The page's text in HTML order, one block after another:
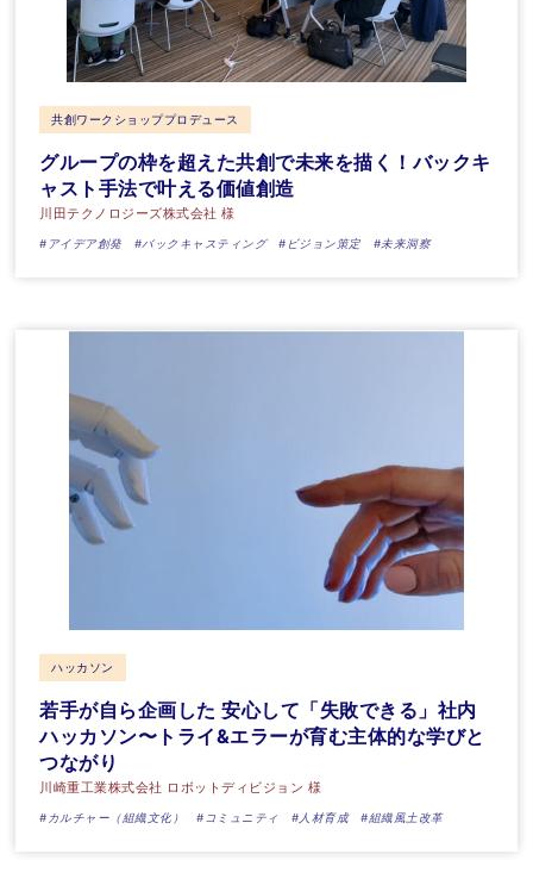
共創ワークショッププロデュース
グループの枠を超えた共創で未来を描く！バックキ
ャスト手法で叶える価値創造
川田テクノロジーズ株式会社 様
#アイデア創発 #バックキャスティング #ビジョン策定 #未来洞察
ハッカソン
若手が自ら企画した 安心して「失敗できる」社内
ハッカソン〜トライ&エラーが育む主体的な学びと
つながり
川崎重工業株式会社 ロボットディビジョン 様
#カルチャー（組織文化） #コミュニティ #人材育成 #組織風土改革